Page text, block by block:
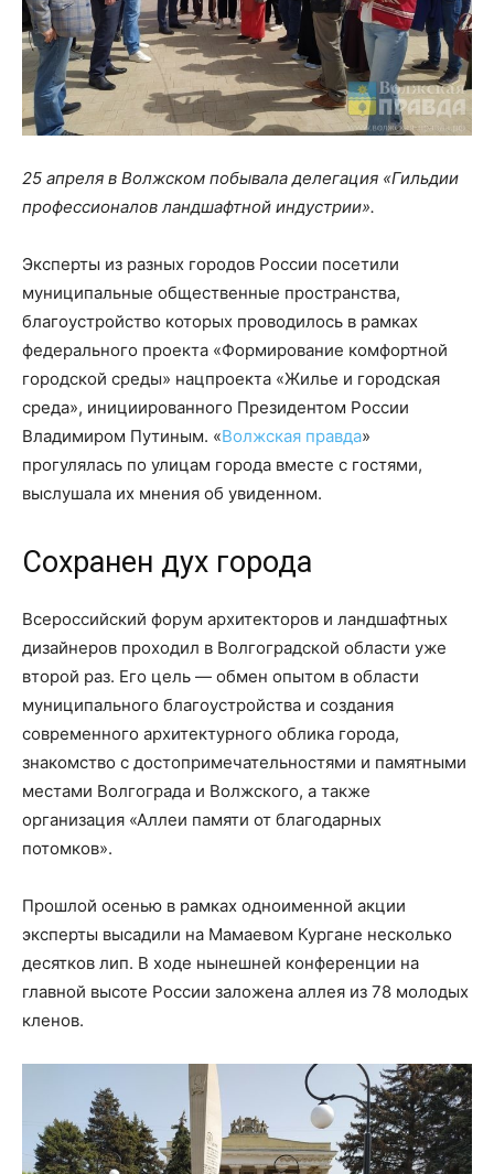
25 апреля в Волжском побывала делегация «Гильдии
профессионалов ландшафтной индустрии».
Эксперты из разных городов России посетили
муниципальные общественные пространства,
благоустройство которых проводилось в рамках
федерального проекта «Формирование комфортной
городской среды» нацпроекта «Жилье и городская
среда», инициированного Президентом России
Владимиром Путиным. «Волжская правда»
прогулялась по улицам города вместе с гостями,
выслушала их мнения об увиденном.
Сохранен дух города
Всероссийский форум архитекторов и ландшафтных
дизайнеров проходил в Волгоградской области уже
второй раз. Его цель — обмен опытом в области
муниципального благоустройства и создания
современного архитектурного облика города,
знакомство с достопримечательностями и памятными
местами Волгограда и Волжского, а также
организация «Аллеи памяти от благодарных
потомков».
Прошлой осенью в рамках одноименной акции
эксперты высадили на Мамаевом Кургане несколько
десятков лип. В ходе нынешней конференции на
главной высоте России заложена аллея из 78 молодых
кленов.